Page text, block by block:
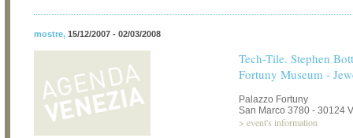
mostre, 15/12/2007 - 02/03/2008
Tech-Tile. Stephen
Fortuny Museum -
Palazzo Fortuny
San Marco 3780 - 30124
> event's information